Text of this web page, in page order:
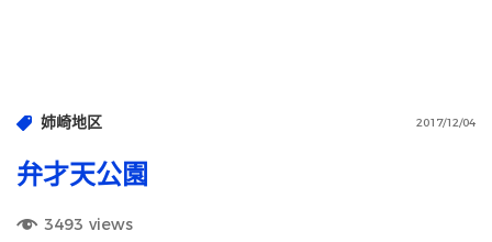
姉崎地区 2017/12/04
弁才天公園
3493 views